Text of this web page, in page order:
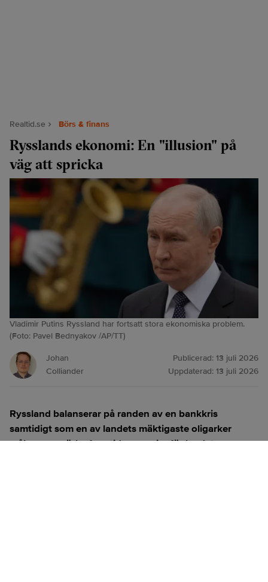
Realtid.se Börs & finans
Rysslands ekonomi: En "illusion" på
väg att spricka
Vladimir Putins Ryssland har fortsatt stora ekonomiska problem.
(Foto: Pavel Bednyakov /AP/TT)
Johan
Colliander
Publicerad: 13 juli 2026
Uppdaterad: 13 juli 2026
Ryssland balanserar på randen av en bankkris
samtidigt som en av landets mäktigaste oligarker
målar upp mörka framtidsscenarier för landet,